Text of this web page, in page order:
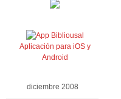
Aplicación para iOS y
Android
diciembre 2008